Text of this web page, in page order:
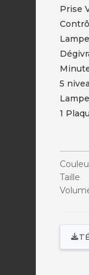
Prise
5
1
Taille